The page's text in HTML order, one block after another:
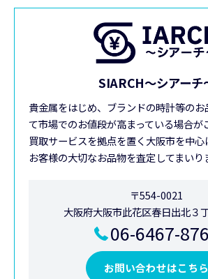
SIARCH～シアーチ
貴金属をはじめ、ブランドの時計等の
て市場でのお値段が高まっている場合が
買取サービスを拠点を置く大阪市を中心
お客様の大切なお品物を査定してまいり
〒554-0021
大阪府大阪市此花区春日出北３
06-6467-
お問い合わせはこちら